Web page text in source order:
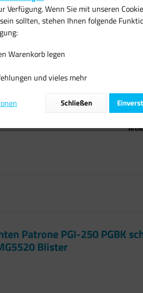
inkl.
Patrone PGI-250 PGBK
Blister
Verfügung. Wenn Sie mit unseren
sollten, stehen Ihnen folgende
Warenkorb legen
und vieles mehr
Schließen